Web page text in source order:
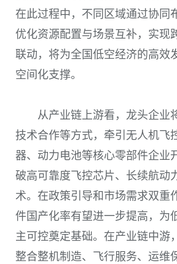
在此过程中，不同区域通过协同
优化资源配置与场景互补，实现
联动，将为全国低空经济的高效
空间化支撑。
从产业链上游看，龙头企业
技术合作等方式，牵引无人机飞
器、动力电池等核心零部件企业
破高可靠度飞控芯片、长续航动
术。在政策引导和市场需求双重
件国产化率有望进一步提高，为
主可控奠定基础。在产业链中游
整合整机制造、飞行服务、运维